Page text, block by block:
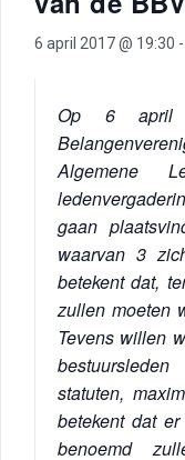
6 april 2017 @ 19:30 -
Op 6 april
Algemene
gaan
waarvan 3
betekent dat,
zullen moeten
Tevens willen
statuten,
betekent dat
benoemd